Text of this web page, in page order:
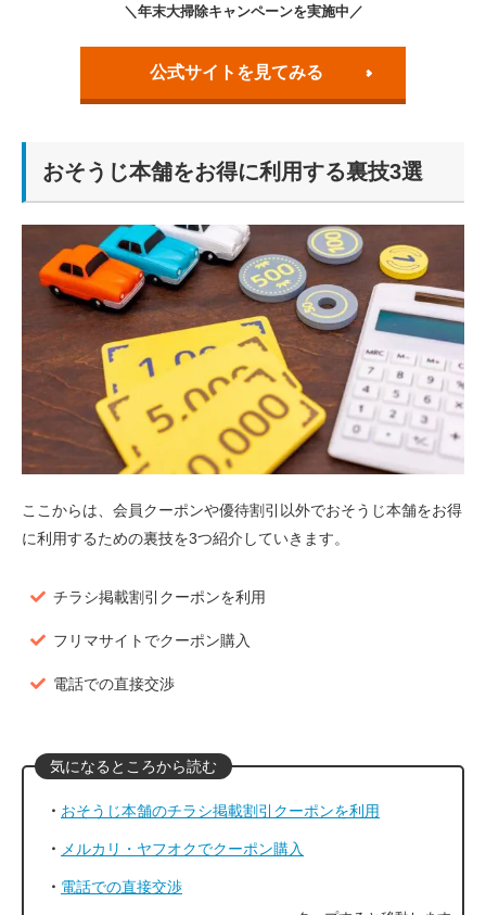
＼年末大掃除キャンペーンを実施中／
公式サイトを見てみる
おそうじ本舗をお得に利用する裏技3選
ここからは、会員クーポンや優待割引以外でおそうじ本舗をお得
に利用するための裏技を3つ紹介していきます。
チラシ掲載割引クーポンを利用
フリマサイトでクーポン購入
電話での直接交渉
おそうじ本舗のチラシ掲載割引クーポンを利用
メルカリ・ヤフオクでクーポン購入
電話での直接交渉